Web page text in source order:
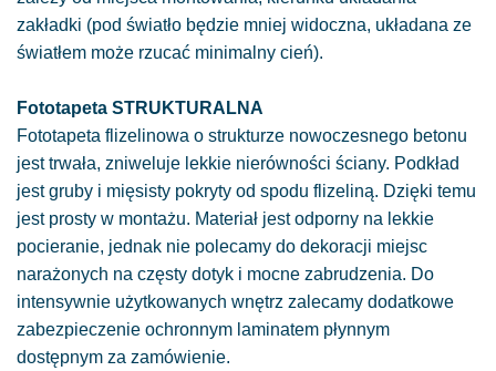
zakładki (pod światło będzie mniej widoczna, układana ze
światłem może rzucać minimalny cień).
Fototapeta STRUKTURALNA
Fototapeta flizelinowa o strukturze nowoczesnego betonu
jest trwała, zniweluje lekkie nierówności ściany. Podkład
jest gruby i mięsisty pokryty od spodu flizeliną. Dzięki temu
jest prosty w montażu. Materiał jest odporny na lekkie
pocieranie, jednak nie polecamy do dekoracji miejsc
narażonych na częsty dotyk i mocne zabrudzenia. Do
intensywnie użytkowanych wnętrz zalecamy dodatkowe
zabezpieczenie ochronnym laminatem płynnym
dostępnym za zamówienie.